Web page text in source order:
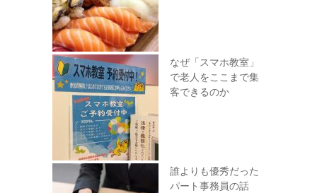
なぜ「スマホ教室」
で老人をここまで集
客できるのか
誰よりも優秀だった
パート事務員の話